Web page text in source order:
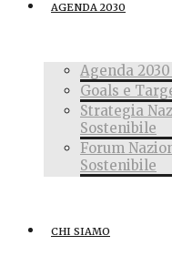
AGENDA 2030
Agenda 2030
Goals e
Strategia
Sostenibile
Forum
Sostenibile
CHI SIAMO